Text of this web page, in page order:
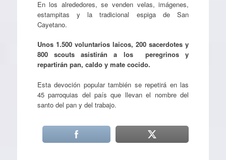
En los alrededores, se venden velas, imágenes,
estampitas y la tradicional espiga de San
Cayetano.
Unos 1.500 voluntarios laicos, 200 sacerdotes y
800 scouts asistirán a los peregrinos y
repartirán pan, caldo y mate cocido.
Esta devoción popular también se repetirá en las
45 parroquias del país que llevan el nombre del
santo del pan y del trabajo.